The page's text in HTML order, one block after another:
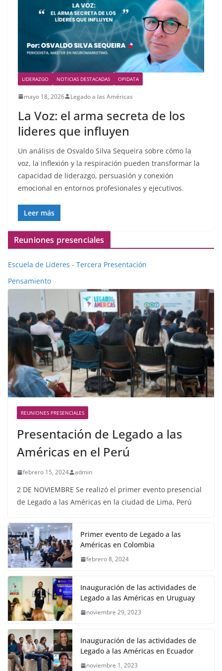
LIDERAZGO NOTICIAS DESTACADAS OPIDATA
mayo 18, 2026 Legado a las Américas
La Voz: el arma secreta de los
lideres que influyen
Un análisis de Osvaldo Silva Sequeira sobre cómo la
voz, la inflexión y la respiración pueden transformar la
capacidad de liderazgo, persuasión y conexión
emocional en entornos profesionales y ejecutivos.
Leer más
Reuniones presenciales
Escuela de Lideres - Tercera Presentación
Pensamiento
REUNIONES PRESENCIALES
Presentación de Legado a las
Américas en el Perú
febrero 15, 2024 admin
2 DE NOVIEMBRE Se realizó el primer evento presencial
de Legado a las Américas en la ciudad de Lima, Perú
Primer evento de Legado a las
Américas en Colombia
febrero 8, 2024
Inauguración de las actividades de
Legado a las Américas en Uruguay
noviembre 29, 2023
Inauguración de las actividades de
Legado a las Américas en Ecuador
noviembre 1, 2023